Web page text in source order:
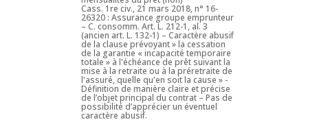
Cass. 1re civ., 21 mars 2018, n° 16-
26320 : Assurance groupe emprunteur
– C. consomm. Art. L. 212-1, al. 3
(ancien art. L. 132-1) – Caractère abusif
de la clause prévoyant » la cessation
de la garantie « incapacité temporaire
totale » à l'échéance de prêt suivant la
mise à la retraite ou à la préretraite de
l'assuré, quelle qu'en soit la cause » -
Définition de manière claire et précise
de l’objet principal du contrat – Pas de
possibilité d’apprécier un éventuel
caractère abusif.